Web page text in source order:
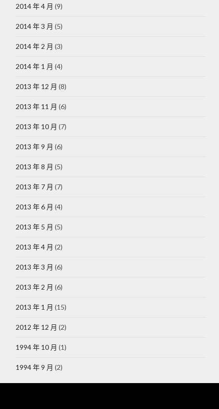
2014 年 4 月 (9)
2014 年 3 月 (5)
2014 年 2 月 (3)
2014 年 1 月 (4)
2013 年 12 月 (8)
2013 年 11 月 (6)
2013 年 10 月 (7)
2013 年 9 月 (6)
2013 年 8 月 (5)
2013 年 7 月 (7)
2013 年 6 月 (4)
2013 年 5 月 (5)
2013 年 4 月 (2)
2013 年 3 月 (6)
2013 年 2 月 (6)
2013 年 1 月 (15)
2012 年 12 月 (2)
1994 年 10 月 (1)
1994 年 9 月 (2)